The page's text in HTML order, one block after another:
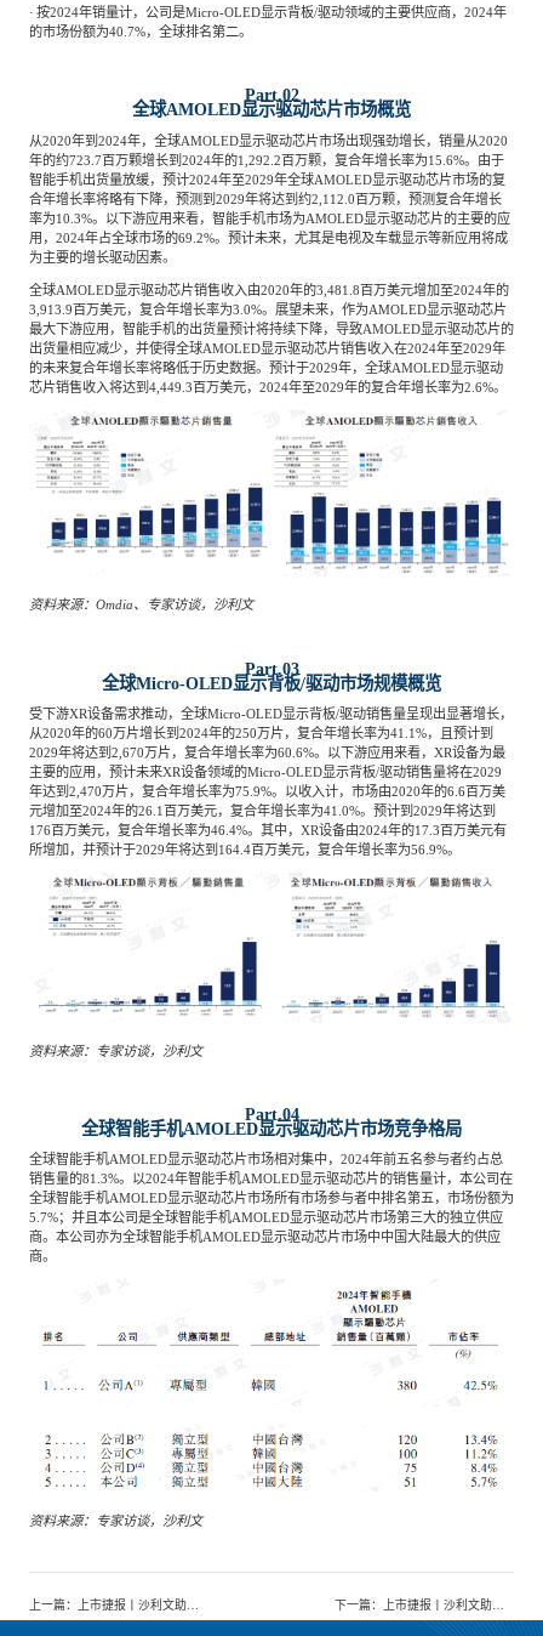
· 按2024年销量计，公司是Micro-OLED显示背板/驱动领域的主要供应商，2024年
的市场份额为40.7%，全球排名第二。
Part.02
全球AMOLED显示驱动芯片市场概览
从2020年到2024年，全球AMOLED显示驱动芯片市场出现强劲增长，销量从2020
年的约723.7百万颗增长到2024年的1,292.2百万颗，复合年增长率为15.6%。由于
智能手机出货量放缓，预计2024年至2029年全球AMOLED显示驱动芯片市场的复
合年增长率将略有下降，预测到2029年将达到约2,112.0百万颗，预测复合年增长
率为10.3%。以下游应用来看，智能手机市场为AMOLED显示驱动芯片的主要的应
用，2024年占全球市场的69.2%。预计未来，尤其是电视及车载显示等新应用将成
为主要的增长驱动因素。
全球AMOLED显示驱动芯片销售收入由2020年的3,481.8百万美元增加至2024年的
3,913.9百万美元，复合年增长率为3.0%。展望未来，作为AMOLED显示驱动芯片
最大下游应用，智能手机的出货量预计将持续下降，导致AMOLED显示驱动芯片的
出货量相应减少，并使得全球AMOLED显示驱动芯片销售收入在2024年至2029年
的未来复合年增长率将略低于历史数据。预计于2029年，全球AMOLED显示驱动
芯片销售收入将达到4,449.3百万美元，2024年至2029年的复合年增长率为2.6%。
资料来源： Omdia、专家访谈，沙利文
Part.03
全球Micro-OLED显示背板/驱动市场规模概览
受下游XR设备需求推动，全球Micro-OLED显示背板/驱动销售量呈现出显著增长，
从2020年的60万片增长到2024年的250万片，复合年增长率为41.1%，且预计到
2029年将达到2,670万片，复合年增长率为60.6%。以下游应用来看，XR设备为最
主要的应用，预计未来XR设备领域的Micro-OLED显示背板/驱动销售量将在2029
年达到2,470万片，复合年增长率为75.9%。以收入计，市场由2020年的6.6百万美
元增加至2024年的26.1百万美元，复合年增长率为41.0%。预计到2029年将达到
176百万美元，复合年增长率为46.4%。其中，XR设备由2024年的17.3百万美元有
所增加，并预计于2029年将达到164.4百万美元，复合年增长率为56.9%。
资料来源：专家访谈，沙利文
Part.04
全球智能手机AMOLED显示驱动芯片市场竞争格局
全球智能手机AMOLED显示驱动芯片市场相对集中，2024年前五名参与者约占总
销售量的81.3%。以2024年智能手机AMOLED显示驱动芯片的销售量计，本公司在
全球智能手机AMOLED显示驱动芯片市场所有市场参与者中排名第五，市场份额为
5.7%；并且本公司是全球智能手机AMOLED显示驱动芯片市场第三大的独立供应
商。本公司亦为全球智能手机AMOLED显示驱动芯片市场中中国大陆最大的供应
商。
资料来源：专家访谈，沙利文
上一篇： 上市捷报丨沙利文助力北京首钢朗泽科技股份有限公司成功赴港上市(2553.HK) 下一篇： 上市捷报丨沙利文助力丹诺医药(苏州)股份有限公司成功赴港上市(6872.HK)